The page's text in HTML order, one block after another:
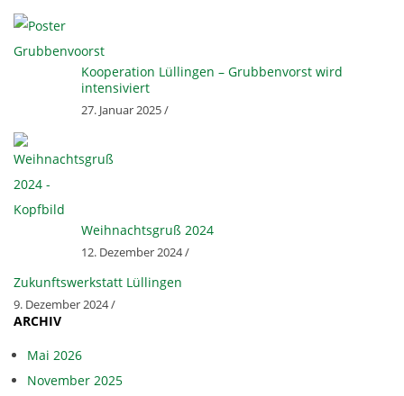
Kooperation Lüllingen – Grubbenvorst wird
intensiviert
27. Januar 2025 /
Weihnachtsgruß 2024
12. Dezember 2024 /
Zukunftswerkstatt Lüllingen
9. Dezember 2024 /
ARCHIV
Mai 2026
November 2025